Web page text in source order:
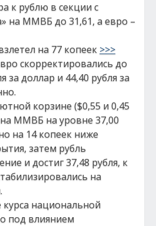
к рублю в секции с
на ММВБ до 31,61, а евро –
на 77 копеек >>>
скорректировались до
за доллар и 44,40 рубля за
корзине ($0,55 и 0,45
ММВБ на уровне 37,00
на 14 копеек ниже
затем рубль
и достиг 37,48 рубля, к
на
курса национальной
под влиянием